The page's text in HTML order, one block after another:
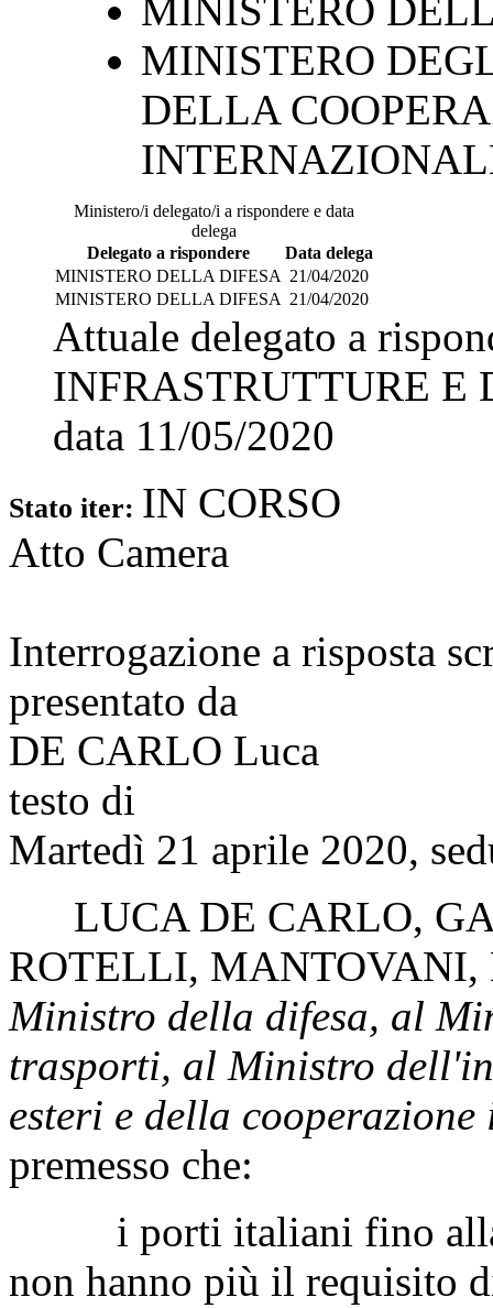
MINISTERO
MINISTERO
DELLA
Ministero/i delegato/i a rispondere e data
delega
Delegato a rispondere
Data delega
MINISTERO DELLA DIFESA 21/04/2020
MINISTERO DELLA DIFESA 21/04/2020
Attuale delegato a
INFRASTRUTTURE E
data 11/05/2020
Stato iter: IN CORSO
Atto Camera
Interrogazione a risposta
presentato da
DE CARLO Luca
testo di
Martedì 21 aprile 2020,
LUCA DE CARLO,
ROTELLI, MANTOVANI,
Ministro della difesa, al
trasporti, al Ministro
esteri e della
premesso che:
i porti italiani fino alla
non hanno più il requisito